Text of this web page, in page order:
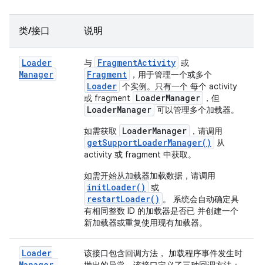
类/接口 说明
Loader
Manager
与 FragmentActivity 或
Fragment ，用于管理一个或多个
Loader 个实例。只有一个 每个 activity
或 fragment
LoaderManager ，但
LoaderManager 可以管理多个加载器。
如需获取
LoaderManager ，请调用
getSupportLoaderManager()
从
activity 或 fragment 中获取。
如需开始从加载器加载数据，请调用
initLoader() 或
restartLoader() 。 系统会自动确定具
有相同整数 ID 的加载器是否已 并创建一个
新加载器或重复使用现有加载器。
Loader
该接口包含回调方法， 加载程序事件发生时